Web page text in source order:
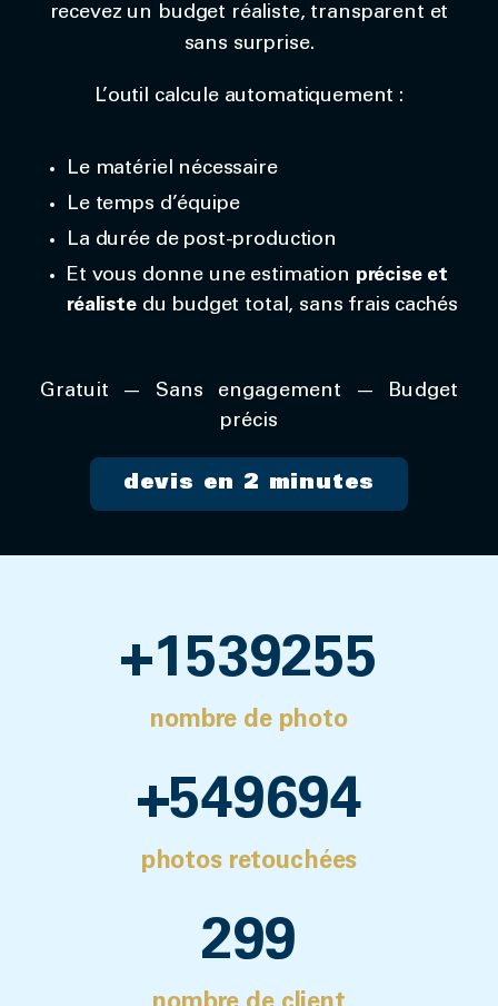
recevez un budget réaliste, transparent et
sans surprise.
L’outil calcule automatiquement :
Le matériel nécessaire
Le temps d’équipe
La durée de post-production
Et vous donne une estimation précise et
réalistedu budget total, sans frais cachés
Gratuit — Sans engagement — Budget
précis
devis en 2 minutes
nombre de photo
+1540000
photos retouchées
+550000
300